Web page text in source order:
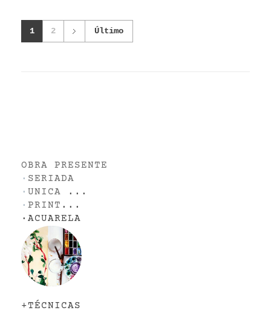
1 2 Último
OBRA PRESENTE
· SERIADA
· UNICA ...
· PRINT ...
· ACUARELA
+TÉCNICAS